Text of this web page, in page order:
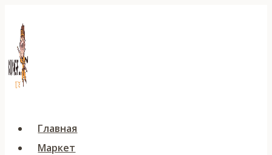
содержимому
Главная
Маркет